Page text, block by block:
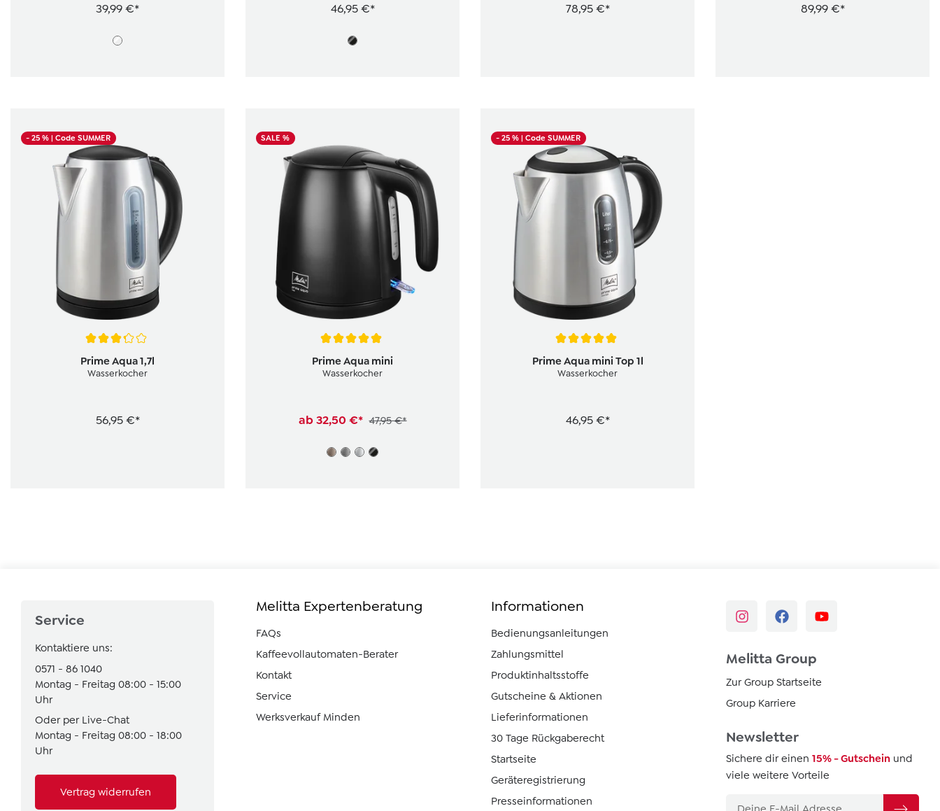
39,99 €* 46,95 €* 78,95 €* 89,99 €*
- 25 %| Code SUMMER
Durchschnittliche Bewertung von 3.2 von 5 Sternen
Prime Aqua 1,7l
Wasserkocher
56,95 €*
SALE %
Durchschnittliche Bewertung von 5 von 5 Sternen
Prime Aqua mini
Wasserkocher
ab32,50 €* 47,95 €*
- 25 %| Code SUMMER
Durchschnittliche Bewertung von 5 von 5 Sternen
Prime Aqua mini Top 1l
Wasserkocher
46,95 €*
Service
Kontaktiere uns:
0571 - 86 1040
Montag - Freitag 08:00 - 15:00
Uhr
Oder per Live-Chat
Montag - Freitag 08:00 - 18:00
Uhr
Vertrag widerrufen
Melitta Expertenberatung
FAQs
Kaffeevollautomaten-Berater
Kontakt
Service
Werksverkauf Minden
Informationen
Bedienungsanleitungen
Zahlungsmittel
Produktinhaltsstoffe
Gutscheine & Aktionen
Lieferinformationen
30 Tage Rückgaberecht
Startseite
Geräteregistrierung
Presseinformationen
Melitta Group
Zur Group Startseite
Group Karriere
Newsletter
Sichere dir einen 15% - Gutschein und
viele weitere Vorteile